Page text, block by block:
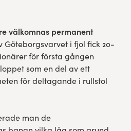
välkomnas permanent
Göteborgsvarvet i fjol fick 20-
för första gången
som en del av ett
för deltagande i rullstol
man de